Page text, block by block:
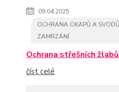
09.04.2025
OCHRANA OKAPŮ A
ZAMRZÁNÍ
Ochrana střešních
číst celé